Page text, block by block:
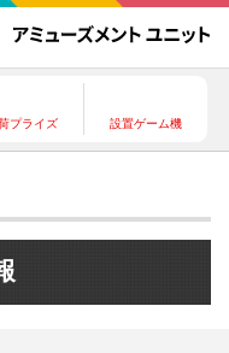
プライズ 設置ゲーム機